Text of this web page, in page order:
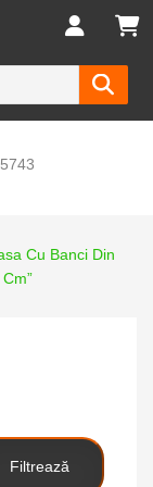
Cu Banci Din
Filtrează